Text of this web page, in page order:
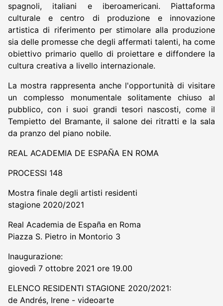
spagnoli, italiani e iberoamericani. Piattaforma
culturale e centro di produzione e innovazione
artistica di riferimento per stimolare alla produzione
sia delle promesse che degli affermati talenti, ha come
obiettivo primario quello di proiettare e diffondere la
cultura creativa a livello internazionale.
La mostra rappresenta anche l'opportunità di visitare
un complesso monumentale solitamente chiuso al
pubblico, con i suoi grandi tesori nascosti, come il
Tempietto del Bramante, il salone dei ritratti e la sala
da pranzo del piano nobile.
REAL ACADEMIA DE ESPAÑA EN ROMA
PROCESSI 148
Mostra finale degli artisti residenti
stagione 2020/2021
Real Academia de España en Roma
Piazza S. Pietro in Montorio 3
Inaugurazione:
giovedì 7 ottobre 2021 ore 19.00
ELENCO RESIDENTI STAGIONE 2020/2021:
de Andrés, Irene - videoarte